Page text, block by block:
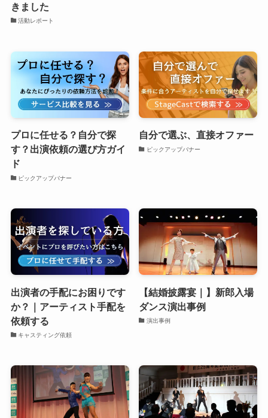
きました
活動レポート
プロに任せる？自分で探
す？出演依頼の選び方ガイ
ド
ピックアップバナー
自分で選ぶ、直接オファー
ピックアップバナー
出演者の手配にお困りです
か？｜アーティスト手配を
依頼する
キャスティング依頼
【結婚披露宴｜】新郎入場
ダンス演出事例
演出事例